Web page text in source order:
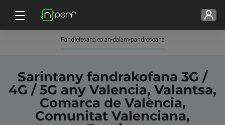
Fandrefesana eo an-dalam-pandrosoana
Sarintany fandrakofana 3G /
4G / 5G any Valencia, Valantsa,
Comarca de València,
Comunitat Valenciana,